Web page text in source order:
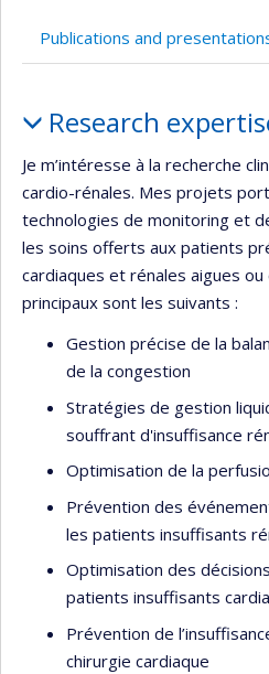
Publications and
Research
Je m’intéresse à la recherche
cardio-rénales. Mes projets
technologies de monitoring et
les soins offerts aux patients
cardiaques et rénales aigues
principaux sont les suivants :
Gestion précise de la
de la congestion
Stratégies de gestion
souffrant d'insuffisance
Optimisation de la
Prévention des
les patients insuffisants
Optimisation des
patients insuffisants
Prévention de
chirurgie cardiaque